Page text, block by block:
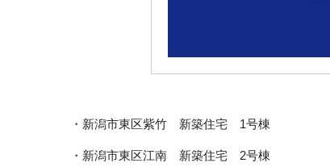
・新潟市東区紫竹 新築住宅 1号棟
・新潟市東区江南 新築住宅 2号棟